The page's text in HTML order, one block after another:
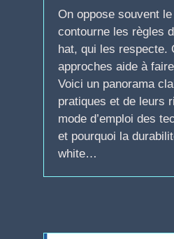
On oppose souvent
contourne les règles
hat, qui les respecte.
approches aide à
Voici un panorama
pratiques et de leurs
mode d’emploi des
et pourquoi la
white…